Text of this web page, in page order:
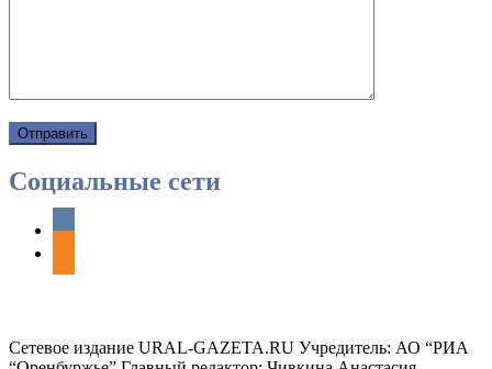
Социальные сети
vkontakte
Сетевое издание URAL-GAZETA.RU Учредитель: АО “РИА